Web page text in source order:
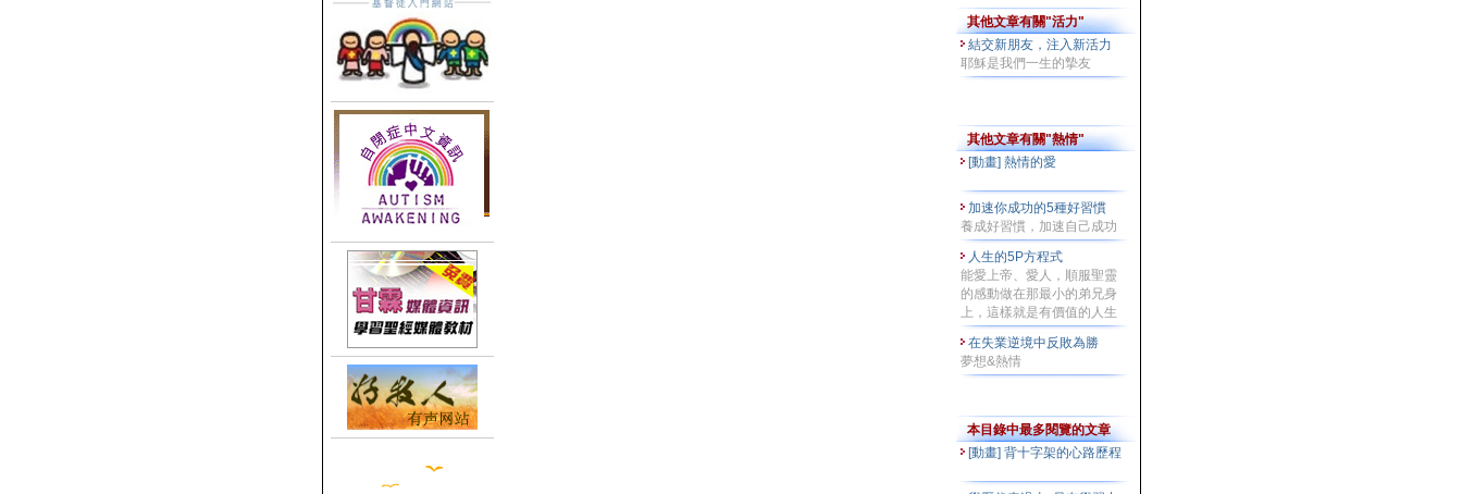
其他文章有關"活力"
結交新朋友，注入新活力
耶穌是我們一生的摯友
其他文章有關"熱情"
[動畫] 熱情的愛
加速你成功的5種好習慣
養成好習慣，加速自己成功
人生的5P方程式
能愛上帝、愛人，順服聖靈
的感動做在那最小的弟兄身
上，這樣就是有價值的人生
在失業逆境中反敗為勝
夢想&熱情
本目錄中最多閱覽的文章
[動畫] 背十字架的心路歷程